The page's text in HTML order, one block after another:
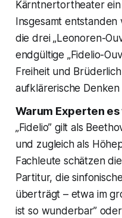
Kärntnertortheater
Insgesamt
die drei „Leonoren-
endgültige „Fidelio-
Freiheit und
aufklärerische
Warum Experten
„Fidelio” gilt als
und zugleich als
Fachleute schätzen
Partitur, die
überträgt – etwa im
ist so wunderbar”